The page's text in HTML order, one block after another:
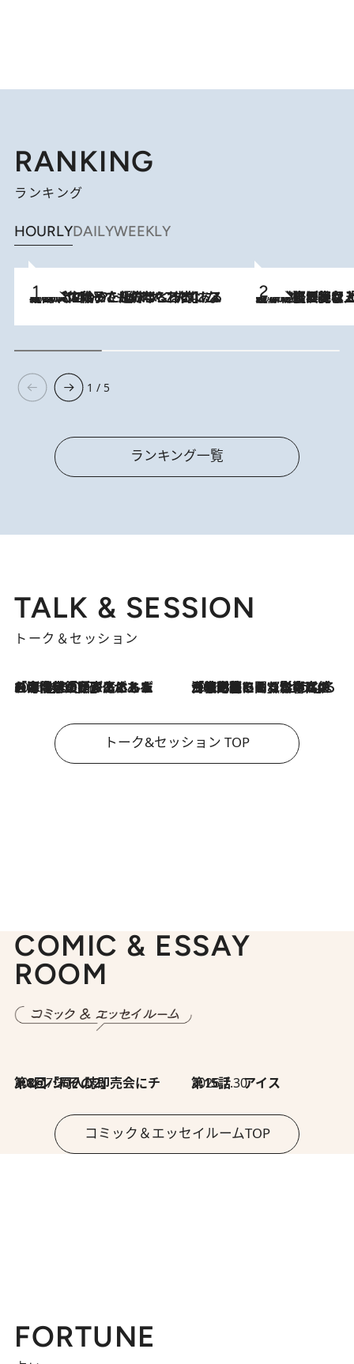
RANKING
ランキング
HOURLYDAILYWEEKLY
2026.8.5
【阿川佐和子さんの年とる力】なぜ70代で始めた趣味は“こんなに楽しい”のか？ ピアノ、俳句…スランプに陥っても続けられる“ある秘訣”とは 2026.8.5
【なぜ吉沢亮は「気配を消せる」のか？】興行収入208億の『国宝』を経て挑むミュージカル『ディア・エヴァン・ハンセン』。トップ俳優が舞台上でさらけ出した“孤独”とは
1 / 5
ランキング一覧
TALK & SESSION
トーク＆セッション
2026.8.3
「今後値上げがあるとすれば…」「リスクがあるのは今年の冬」エネルギー専門家が語る、ホルムズ海峡封鎖が家庭にもたらす“ある心配” 2026.8.3
「住宅建てられない…」「サーチャージ料の高値が続いている」ホルムズ海峡封鎖による影響はいつまで続く？《エネルギー専門家に聞く“どうなる日本の暮らし”》
トーク&セッション TOP
COMIC & ESSAY
ROOM
2026.7.30
第8回「同人誌即売会にチャレンジ その2」 2026.7.30
第15話 アイス
コミック＆エッセイルームTOP
FORTUNE